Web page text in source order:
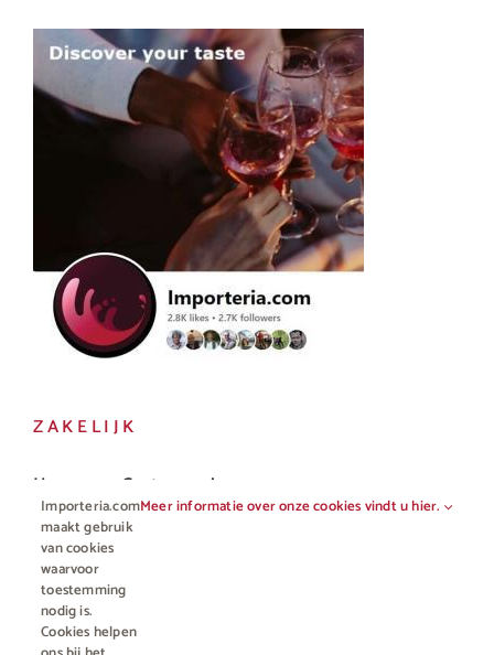
ZAKELIJK
Horeca en Gastronomie
Vakhandel
Importeria.com
maakt gebruik
van cookies
waarvoor
toestemming
nodig is.
Cookies helpen
Meer informatie over onze cookies vindt u hier.